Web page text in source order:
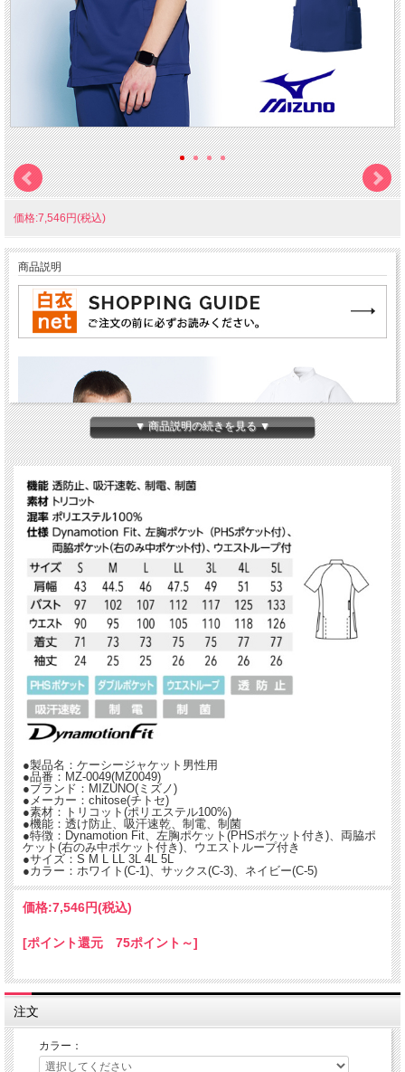
価格:7,546円(税込)
商品説明
▼ 商品説明の続きを見る ▼
●製品名：ケーシージャケット男性用
●品番：MZ-0049(MZ0049)
●ブランド：MIZUNO(ミズノ)
●メーカー：chitose(チトセ)
●素材：トリコット(ポリエステル100%)
●機能：透け防止、吸汗速乾、制電、制菌
●特徴：Dynamotion Fit、左胸ポケット(PHSポケット付き)、両脇ポ
ケット(右のみ中ポケット付き)、ウエストループ付き
●サイズ：S M L LL 3L 4L 5L
●カラー：ホワイト(C-1)、サックス(C-3)、ネイビー(C-5)
価格:7,546円(税込)
[ポイント還元 75ポイント～]
注文
カラー：